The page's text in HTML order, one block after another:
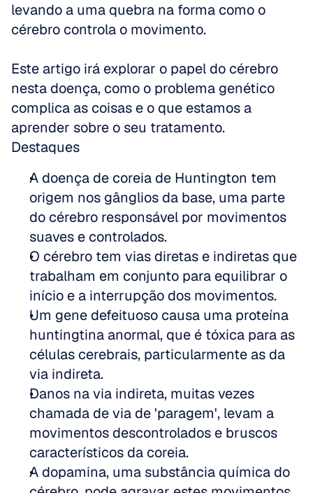
levando a uma quebra na forma como o
cérebro controla o movimento.
Este artigo irá explorar o papel do cérebro
nesta doença, como o problema genético
complica as coisas e o que estamos a
aprender sobre o seu tratamento.
Destaques
A doença de coreia de Huntington tem
origem nos gânglios da base, uma parte
do cérebro responsável por movimentos
suaves e controlados.
O cérebro tem vias diretas e indiretas que
trabalham em conjunto para equilibrar o
início e a interrupção dos movimentos.
Um gene defeituoso causa uma proteína
huntingtina anormal, que é tóxica para as
células cerebrais, particularmente as da
via indireta.
Danos na via indireta, muitas vezes
chamada de via de 'paragem', levam a
movimentos descontrolados e bruscos
característicos da coreia.
A dopamina, uma substância química do